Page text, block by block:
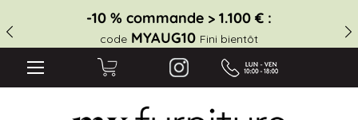
-20 % commande > 2.700 € :
code MYAUG20 Fini bientôt